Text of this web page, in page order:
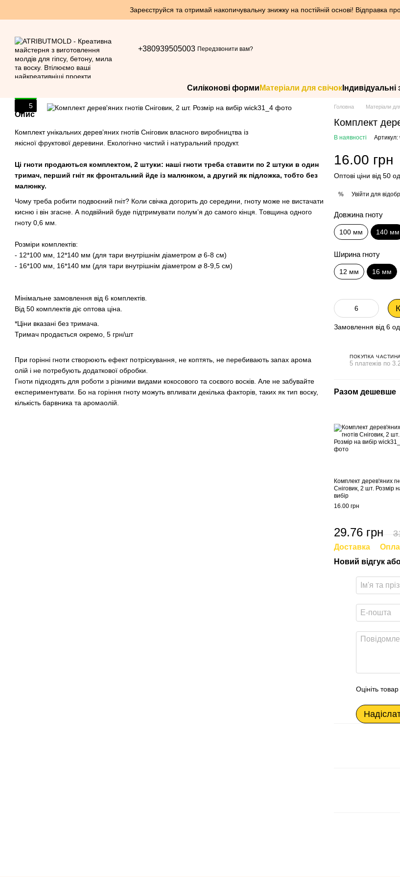
Зареєструйся та отримай накопичувальну знижку на постійній основі! Відправка
+380939505003 Передзвонити вам?
Силіконові форми Матеріали для свічок
5
Опис
Комплект унікальних деревʼяних гнотів Сніговик власного виробництва із
якісної фруктової деревини. Екологічно чистий і натуральний продукт.
Ці гноти продаються комплектом, 2 штуки: наші гноти треба ставити по 2 штуки в один
тримач, перший гніт як фронтальний йде із малюнком, а другий як підложка, тобто без
малюнку.
Чому треба робити подвоєний гніт? Коли свічка догорить до середини, гноту може не вистачати
кисню і він згасне. А подвійний буде підтримувати полумʼя до самого кінця. Товщина одного
гноту 0,6 мм.
Розміри комплектів:
- 12*100 мм, 12*140 мм (для тари внутрішнім діаметром ⌀ 6-8 см)
- 16*100 мм, 16*140 мм (для тари внутрішнім діаметром ⌀ 8-9,5 см)
Мінімальне замовлення від 6 комплектів.
Від 50 комплектів діє оптова ціна.
*Ціни вказані без тримача.
Тримач продається окремо, 5 грн/шт
При горінні гноти створюють ефект потріскування, не коптять, не перебивають запах арома
олій і не потребують додаткової обробки.
Гноти підходять для роботи з різними видами кокосового та соєвого восків. Але не забувайте
експериментувати. Бо на горіння гноту можуть впливати декілька факторів, таких як тип воску,
кількість барвника та аромаолій.
Головна Матеріали
Комплект
В наявності
16.00 грн
Оптові ціни від 50
% Увійти для
Довжина гноту
100 мм 140 мм
Ширина гноту
12 мм 16 мм
Замовлення від 6
ПОКУПКА
5 платежів по
Разом дешевше
Комплект дерев'яних
Сніговик, 2 шт. Розмір
вибір
16.00 грн
29.76 грн
Доставка
Новий відгук
Оцініть товар